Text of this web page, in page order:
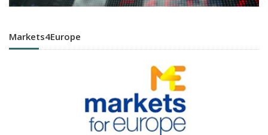
Markets4Europe